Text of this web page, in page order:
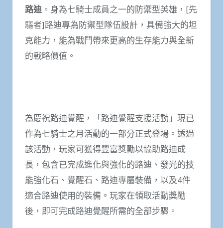
路迪。身為七騎士成員之一的防禦型英雄，[先
驅者]路迪專為防禦型隊伍設計，具備強大的坦
克能力，能為戰鬥帶來更高的生存能力與全新
的戰略價值。
為慶祝路迪覺醒，「路迪覺醒支援活動」現已
作為七騎士之月活動的一部分正式登場。透過
該活動，玩家可獲得豐富獎勵以協助路迪成
長，包含已完成進化與強化的路迪、發光的技
能強化石、覺醒石、路迪專屬裝備，以及4件
適合路迪使用的裝備。玩家在領取活動獎勵
後，即可完成路迪覺醒所需的全部步驟。